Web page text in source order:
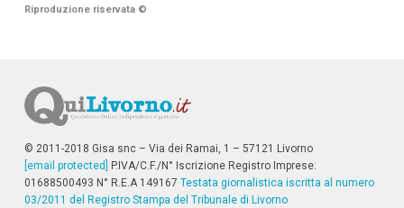
n
i
V
i
a
l
M
Riproduzione riservata ©
© 2011-2018 Gisa snc – Via dei Ramai, 1 – 57121 Livorno
[email protected]
P.IVA/C.F./N° Iscrizione Registro Imprese:
01688500493 N° R.E.A 149167 Testata giornalistica iscritta al numero
03/2011 del Registro Stampa del Tribunale di Livorno